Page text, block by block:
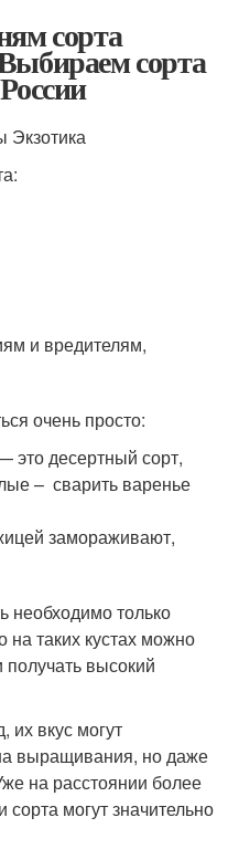
сорта
сорта
Экзотика
и вредителям,
очень просто:
это десертный сорт,
– сварить варенье
замораживают,
только
на таких кустах можно
высокий
их вкус могут
выращивания, но даже
на расстоянии более
сорта могут значительно